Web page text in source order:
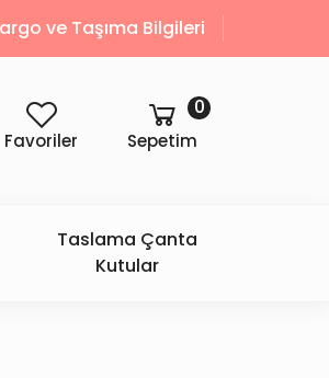
ve Taşıma Bilgileri
Sepetim
0
Favoriler
Taslama Çanta
Kutular